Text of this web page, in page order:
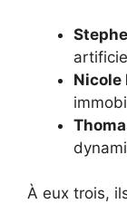
Nicole
À eux trois,